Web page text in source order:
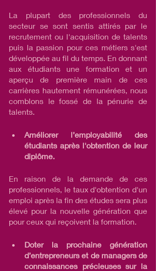
La plupart des professionnels du
secteur se sont sentis attirés par le
recrutement ou l'acquisition de talents
puis la passion pour ces métiers s'est
développée au fil du temps. En donnant
aux étudiants une formation et un
aperçu de première main de ces
carrières hautement rémunérées, nous
comblons le fossé de la pénurie de
talents.
Améliorer l’employabilité des
étudiants après l'obtention de leur
diplôme.
En raison de la demande de ces
professionnels, le taux d'obtention d'un
emploi après la fin des études sera plus
élevé pour la nouvelle génération que
pour ceux qui reçoivent la formation.
Doter la prochaine génération
d’entrepreneurs et de managers de
connaissances précieuses sur la